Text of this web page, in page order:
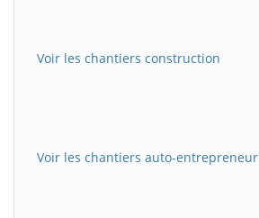
Voir les chantiers construction
Voir les chantiers auto-entrepreneur